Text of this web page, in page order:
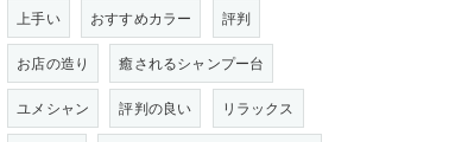
上手い おすすめカラー 評判
お店の造り 癒されるシャンプー台
ユメシャン 評判の良い リラックス